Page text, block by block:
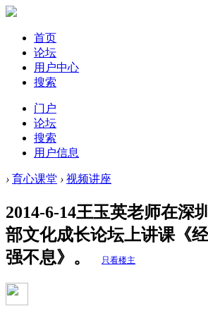
首页
论坛
用户中心
搜索
门户
论坛
搜索
用户信息
› 育心课堂 › 视频讲座
2014-6-14王玉英老师在深
部文化成长论坛上讲课《
强不息》。
只看楼主